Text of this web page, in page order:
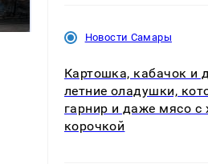
Новости Самары
Картошка, кабачок и
летние оладушки,
гарнир и даже мясо с
корочкой